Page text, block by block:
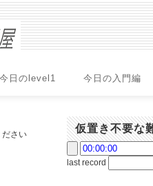
今日のlevel1 今日の入門編
ださい 仮置き不要な
last record